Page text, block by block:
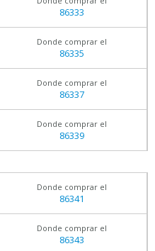
86333
Donde comprar el
86335
Donde comprar el
86337
Donde comprar el
86339
Donde comprar el
86341
Donde comprar el
86343